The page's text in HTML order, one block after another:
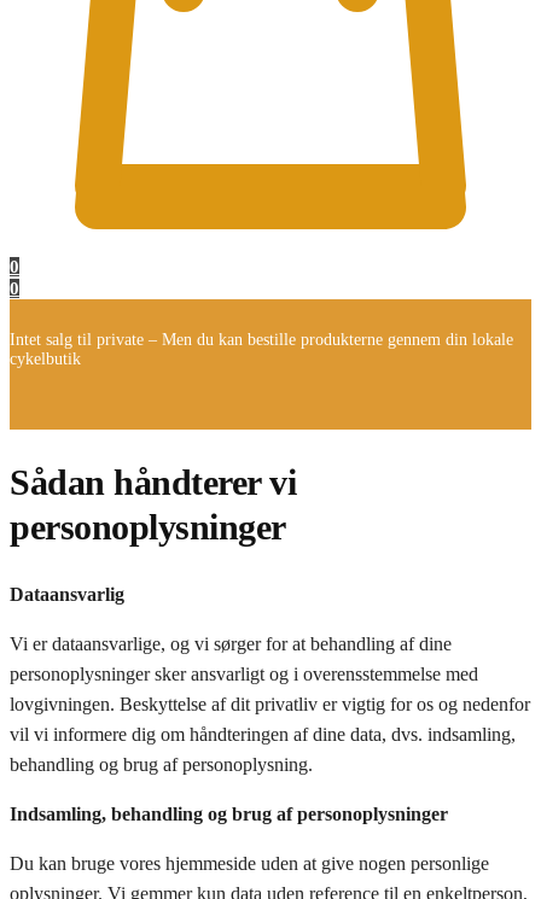
0
0
Intet salg til private – Men du kan bestille produkterne gennem din lokale
cykelbutik
Sådan håndterer vi
personoplysninger
Dataansvarlig
Vi er dataansvarlige, og vi sørger for at behandling af dine
personoplysninger sker ansvarligt og i overensstemmelse med
lovgivningen. Beskyttelse af dit privatliv er vigtig for os og nedenfor
vil vi informere dig om håndteringen af dine data, dvs. indsamling,
behandling og brug af personoplysning.
Indsamling, behandling og brug af personoplysninger
Du kan bruge vores hjemmeside uden at give nogen personlige
oplysninger. Vi gemmer kun data uden reference til en enkeltperson,